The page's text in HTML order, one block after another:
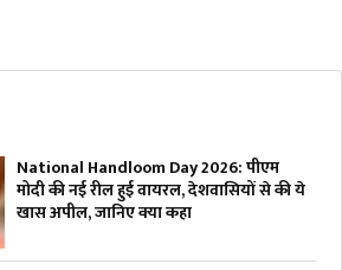
National Handloom Day 2026: पीएम
मोदी की नई रील हुई वायरल, देशवासियों से की ये
खास अपील, जानिए क्या कहा